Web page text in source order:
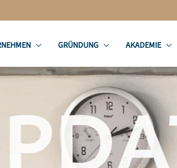
GRÜNDUNG AKADEMIE